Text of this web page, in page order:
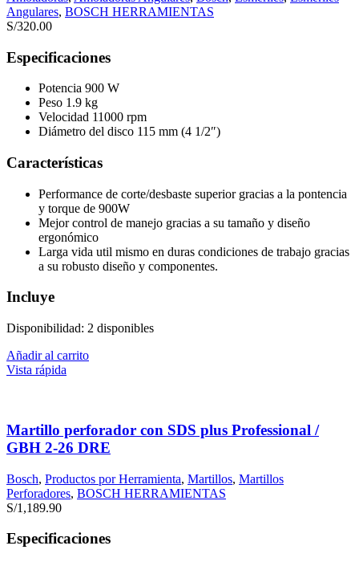
Angulares, BOSCH HERRAMIENTAS
S/320.00
Especificaciones
Potencia 900 W
Peso 1.9 kg
Velocidad 11000 rpm
Diámetro del disco 115 mm (4 1/2″)
Características
Performance de corte/desbaste superior gracias a la pontencia
y torque de 900W
Mejor control de manejo gracias a su tamaño y diseño
ergonómico
Larga vida util mismo en duras condiciones de trabajo gracias
a su robusto diseño y componentes.
Incluye
Disponibilidad: 2 disponibles
Añadir al carrito
Vista rápida
Martillo perforador con SDS plus Professional /
GBH 2-26 DRE
Bosch, Productos por Herramienta, Martillos, Martillos
Perforadores, BOSCH HERRAMIENTAS
S/1,189.90
Especificaciones